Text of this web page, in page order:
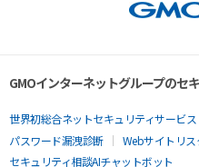
GMOインターネットグループのセ
世界初総合ネットセキュリティサービス
パスワード漏洩診断
Webサイトリス
セキュリティ相談AIチャットボット